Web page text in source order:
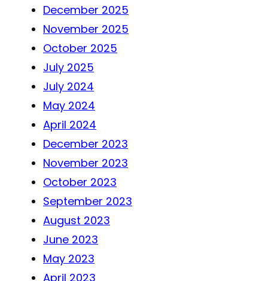
December 2025
November 2025
October 2025
July 2025
July 2024
May 2024
April 2024
December 2023
November 2023
October 2023
September 2023
August 2023
June 2023
May 2023
April 2023